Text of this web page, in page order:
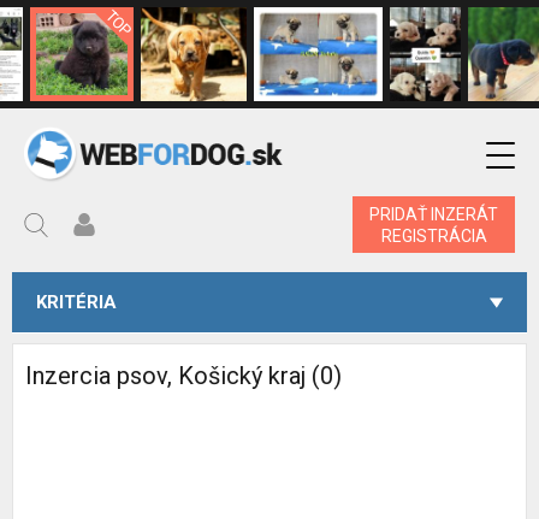
PRIDAŤ INZERÁT
REGISTRÁCIA
KRITÉRIA
Inzercia psov, Košický kraj (0)